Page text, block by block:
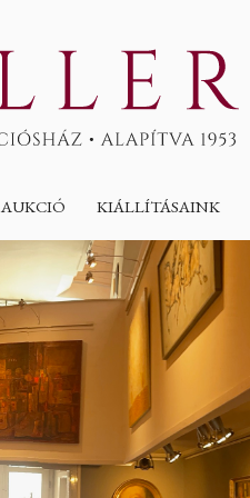
AUKCIÓ KIÁLLÍTÁSAINK